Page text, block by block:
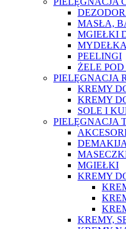
MASŁA,
MGIEŁKI
MYDEŁKA
PEELINGI
ŻELE
PIELĘGNACJA
KREMY
KREMY
SOLE I
PIELĘGNACJA
MGIEŁKI
KREMY
KREMY,